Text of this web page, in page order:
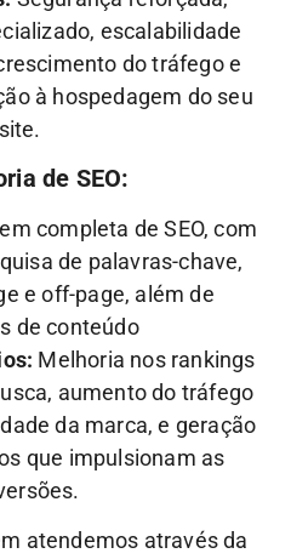
escalabilidade
do tráfego e
à hospedagem do seu
site.
de SEO:
completa de SEO, com
de palavras-chave,
e off-page, além de
de conteúdo
Melhoria nos rankings
aumento do tráfego
da marca, e geração
que impulsionam as
atendemos através da